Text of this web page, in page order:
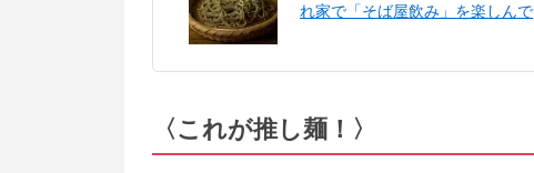
れ家で「そば屋飲み」を楽しんで
〈これが推し麺！〉